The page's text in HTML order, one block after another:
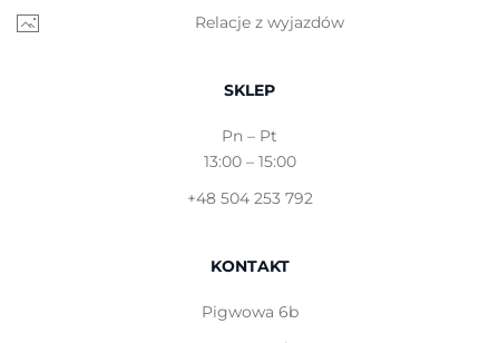
Relacje z wyjazdów
SKLEP
Pn – Pt
13:00 – 15:00
+48 504 253 792
KONTAKT
Pigwowa 6b